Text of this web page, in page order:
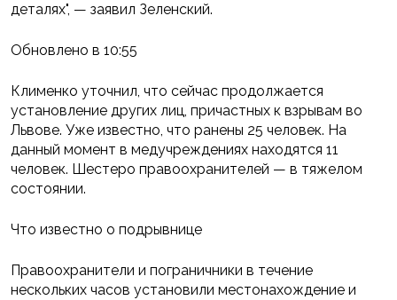
деталях", — заявил Зеленский.
Обновлено в 10:55
Клименко уточнил, что сейчас продолжается
установление других лиц, причастных к взрывам во
Львове. Уже известно, что ранены 25 человек. На
данный момент в медучреждениях находятся 11
человек. Шестеро правоохранителей — в тяжелом
состоянии.
Что известно о подрывнице
Правоохранители и пограничники в течение
нескольких часов установили местонахождение и